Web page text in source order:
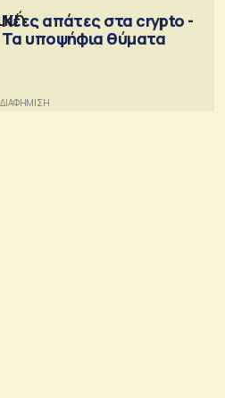
Νέες απάτες στα crypto -
Τα υποψήφια θύματα